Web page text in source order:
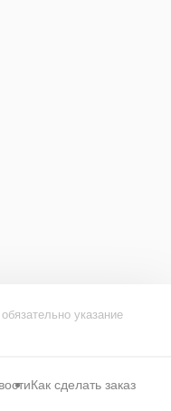
указание
Как сделать заказ